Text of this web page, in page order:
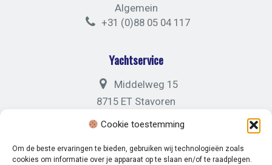
Cookie toestemming
Om de beste ervaringen te bieden, gebruiken wij technologieën zoals
cookies om informatie over je apparaat op te slaan en/of te raadplegen.
Algemein
+31 (0)88 05 04 117
Yachtservice
Middelweg 15
8715 ET Stavoren
Algemein
+31 (0)88 05 04 121